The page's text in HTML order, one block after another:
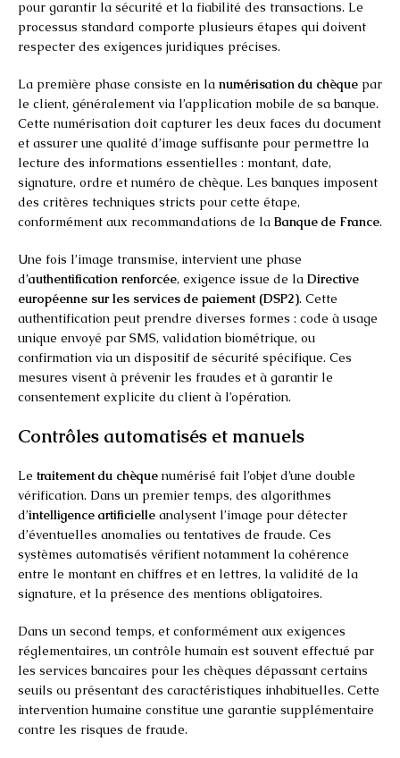
pour garantir la sécurité et la fiabilité des transactions. Le
processus standard comporte plusieurs étapes qui doivent
respecter des exigences juridiques précises.
La première phase consiste en la numérisation du chèque par
le client, généralement via l’application mobile de sa banque.
Cette numérisation doit capturer les deux faces du document
et assurer une qualité d’image suffisante pour permettre la
lecture des informations essentielles : montant, date,
signature, ordre et numéro de chèque. Les banques imposent
des critères techniques stricts pour cette étape,
conformément aux recommandations de la Banque de France.
Une fois l’image transmise, intervient une phase
d’authentification renforcée, exigence issue de la Directive
européenne sur les services de paiement (DSP2). Cette
authentification peut prendre diverses formes : code à usage
unique envoyé par SMS, validation biométrique, ou
confirmation via un dispositif de sécurité spécifique. Ces
mesures visent à prévenir les fraudes et à garantir le
consentement explicite du client à l’opération.
Contrôles automatisés et manuels
Le traitement du chèque numérisé fait l’objet d’une double
vérification. Dans un premier temps, des algorithmes
d’intelligence artificielle analysent l’image pour détecter
d’éventuelles anomalies ou tentatives de fraude. Ces
systèmes automatisés vérifient notamment la cohérence
entre le montant en chiffres et en lettres, la validité de la
signature, et la présence des mentions obligatoires.
Dans un second temps, et conformément aux exigences
réglementaires, un contrôle humain est souvent effectué par
les services bancaires pour les chèques dépassant certains
seuils ou présentant des caractéristiques inhabituelles. Cette
intervention humaine constitue une garantie supplémentaire
contre les risques de fraude.